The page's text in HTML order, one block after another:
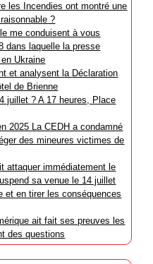
les Incendies ont montré une
?
me conduisent à vous
dans laquelle la presse
Ukraine
et analysent la Déclaration
de Brienne
juillet ? A 17 heures, Place
2025 La CEDH a condamné
des mineures victimes de
attaquer immédiatement le
sa venue le 14 juillet
et en tirer les conséquences
ait fait ses preuves les
des questions